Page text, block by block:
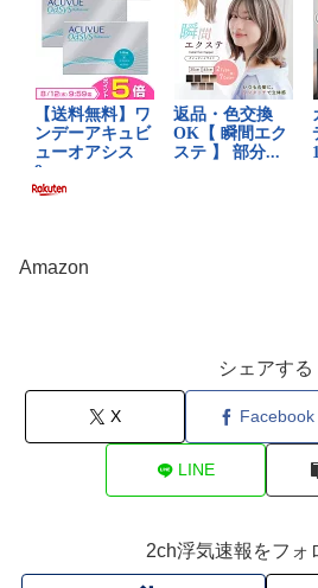
Amazon
シェアする
X Facebook
LINE
2ch浮気速報をフォ